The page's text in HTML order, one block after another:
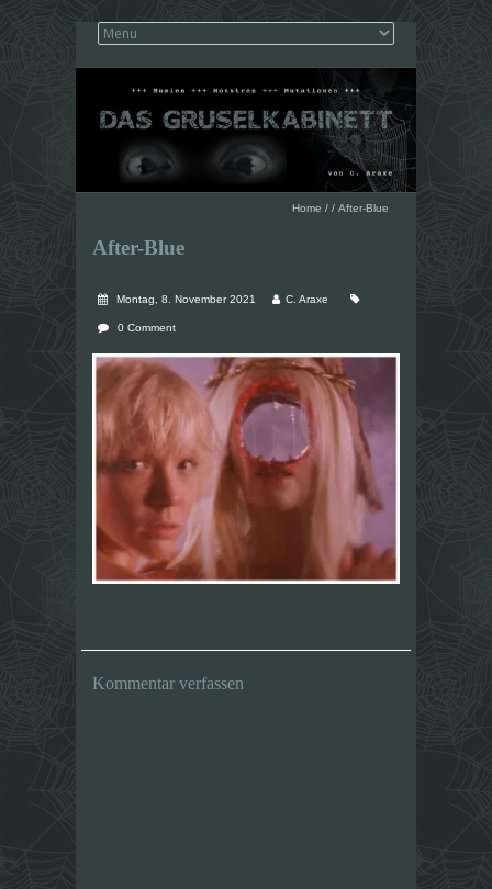
Home / / After-Blue
After-Blue
Montag, 8. November 2021 C. Araxe
0 Comment
Kommentar verfassen